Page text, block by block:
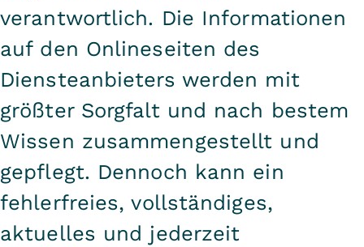
verantwortlich. Die Informationen
auf den Onlineseiten des
Diensteanbieters werden mit
größter Sorgfalt und nach bestem
Wissen zusammengestellt und
gepflegt. Dennoch kann ein
fehlerfreies, vollständiges,
aktuelles und jederzeit